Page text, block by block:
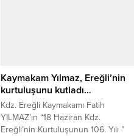
ve Cumhuriyet Başsavcılıklarının
koordinasyonunda gerçekleştirilen
operasyonlarda...
Kaymakam Yılmaz, Ereğli’nin
kurtuluşunu kutladı…
Kdz. Ereğli Kaymakamı Fatih
YILMAZ’ın “18 Haziran Kdz.
Ereğli’nin Kurtuluşunun 106. Yılı ”